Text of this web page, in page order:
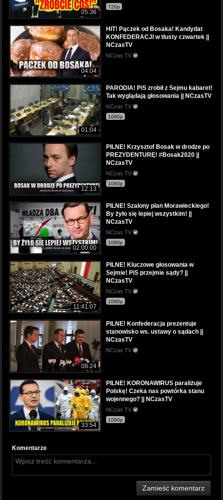
05:36
720p
04:04
HIT! Pączek od Bosaka! Kandydat
KONFEDERACJI w tłusty czwartek ||
NCzasTV
NCzas TV
01:04
PARODIA! PiS zrobił z Sejmu kabaret!
Tak wyglądają głosowania || NCzasTV
NCzas TV
1080p
12:13
PILNE! Krzysztof Bosak w drodze po
PREZYDENTURĘ! #Bosak2020 ||
NCzasTV
NCzas TV
1080p
02:00:00
PILNE! Szalony plan Morawieckiego!
By żyło się lepiej wszystkim! ||
NCzasTV
NCzas TV
1080p
11:41:07
PILNE! Kluczowe głosowania w
Sejmie! PiS przejmie sądy? ||
NCzasTV
NCzas TV
1080p
08:24
PILNE! Konfederacja prezentuje
stanowisko ws. ustawy o sądach ||
NCzasTV
NCzas TV
33:54
PILNE! KORONAWIRUS paraliżuje
Polskę! Czeka nas powtórka stanu
wojennego? || NCzasTV
NCzas TV
1080p
Komentarze
Zamieść komentarz